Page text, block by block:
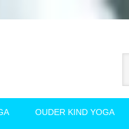
OUDER KIND YOGA